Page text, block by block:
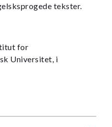
tekster.
for
Universitet, i